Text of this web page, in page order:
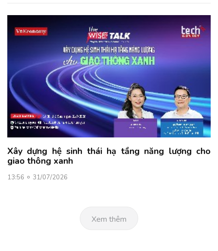
Xây dựng hệ sinh thái hạ tầng năng lượng cho
giao thông xanh
13:56 31/07/2026
Xem thêm